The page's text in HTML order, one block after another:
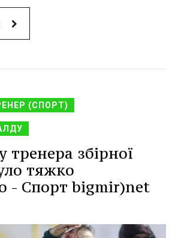
(СПОРТ)
тренера збірної
тяжко
- Спорт bigmir)net